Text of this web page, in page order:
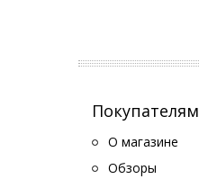
Покупателям
О магазине
Обзоры